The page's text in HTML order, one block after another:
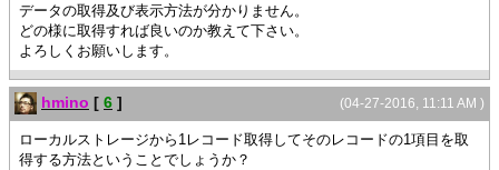
データの取得及び表示方法が分かりません。
どの様に取得すれば良いのか教えて下さい。
よろしくお願いします。
(04-27-2016, 11:11 AM )
hmino [ 6 ]
ローカルストレージから1レコード取得してそのレコードの1項目を取
得する方法ということでしょうか？